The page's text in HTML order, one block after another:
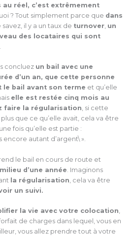
au réel, c’est extrêmement
? Tout simplement parce que dans
savez, il y a un taux de turnover, un
des locataires qui sont
.
concluez un bail avec une
d’un an, que cette personne
bail avant son terme et qu’elle
elle est restée cinq mois au
faire la régularisation, si cette
que ce qu’elle avait, cela va être
fois qu’elle est partie :
autant d’argent\ ».
le bail en cours de route et
d’une année . Imaginons
la régularisation , cela va être
un suivi.
la vie avec votre colocation,
de charges dans lequel, vous en
vous allez prendre tout à votre